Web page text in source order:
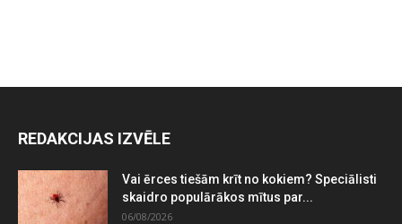
REDAKCIJAS IZVĒLE
Vai ērces tiešām krīt no kokiem? Speciālisti
skaidro populārākos mītus par...
06/08/2026